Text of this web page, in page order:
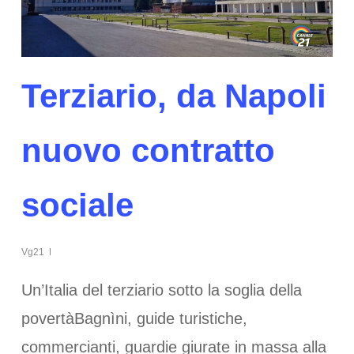
Terziario, da Napoli
nuovo contratto
sociale
Vg21
Un’Italia del terziario sotto la soglia della
povertàBagnìni, guide turistiche,
commercianti, guardie giurate in massa alla